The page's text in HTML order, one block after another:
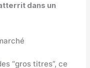
dans un
“gros titres”, ce